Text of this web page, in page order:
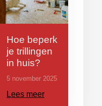
Hoe beperk
je trillingen
in huis?
5 november 2025
Lees meer